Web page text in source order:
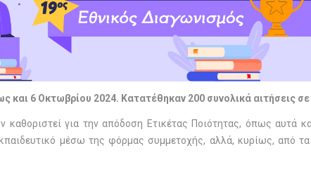
και 6 Οκτωβρίου 2024. Κατατέθηκαν 200 συνολικά αιτήσεις
καθοριστεί για την απόδοση Ετικέτας Ποιότητας, όπως αυτά
μέσω της φόρμας συμμετοχής, αλλά, κυρίως, από